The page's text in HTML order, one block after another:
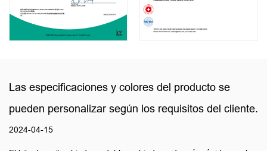
Las especificaciones y colores del producto se
pueden personalizar según los requisitos del cliente.
2024-04-15